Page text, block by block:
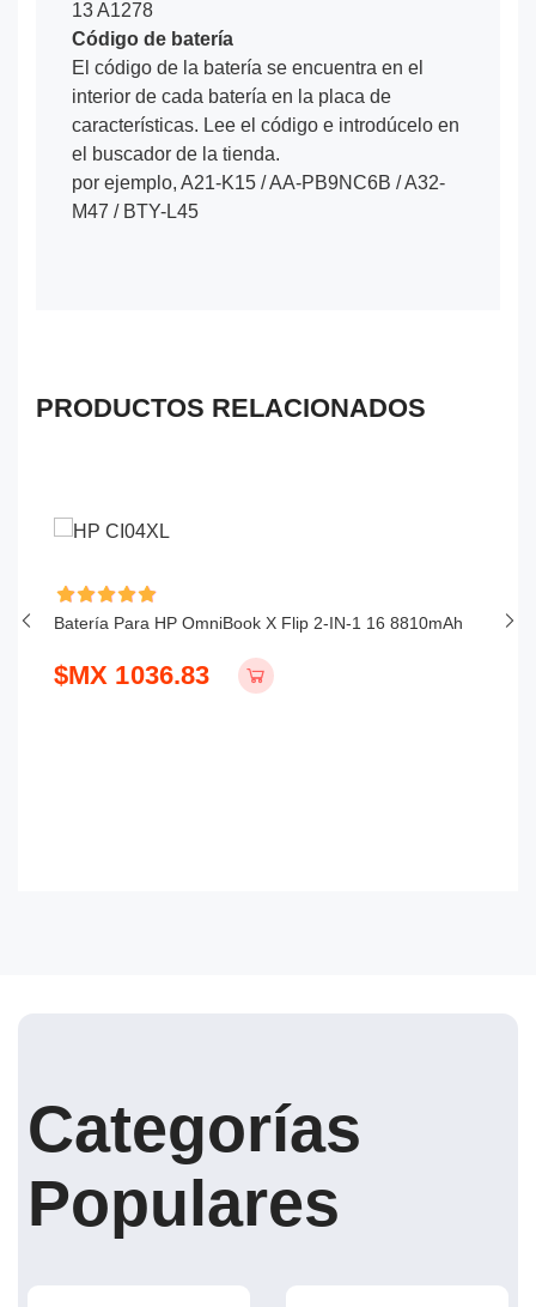
13 A1278
Código de batería
El código de la batería se encuentra en el
interior de cada batería en la placa de
características. Lee el código e introdúcelo en
el buscador de la tienda.
por ejemplo, A21-K15 / AA-PB9NC6B / A32-
M47 / BTY-L45
PRODUCTOS RELACIONADOS
Batería Para HP OmniBook X Flip 2-IN-1 16 8810mAh
$MX 1036.83
Categorías
Populares